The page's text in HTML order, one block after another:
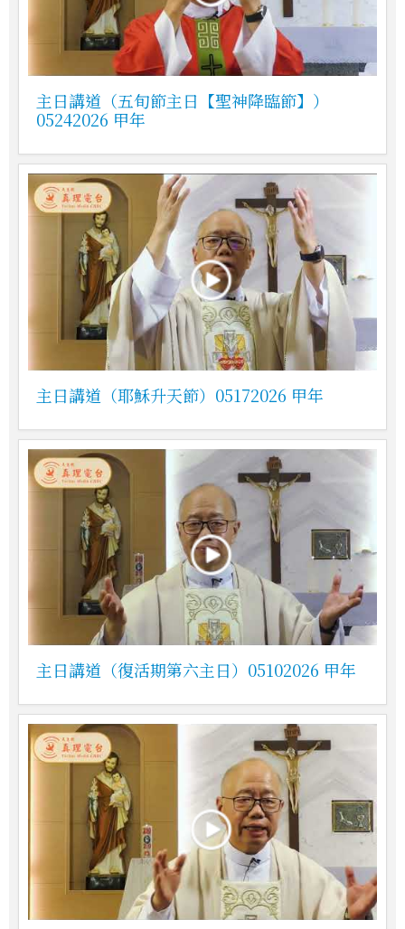
主日講道（五旬節主日【聖神降臨節】）
05242026 甲年
主日講道（耶穌升天節）05172026 甲年
主日講道（復活期第六主日）05102026 甲年